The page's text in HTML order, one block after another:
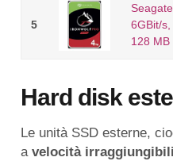
5
6GBit/
128 MB
Hard disk
Le unità SSD esterne,
a velocità irraggiungibili